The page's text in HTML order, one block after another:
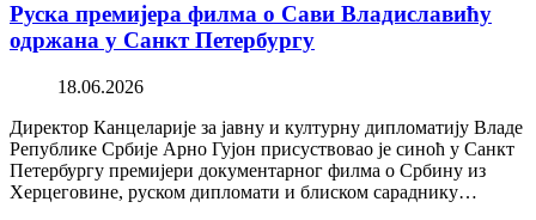
Руска премијера филма о Сави Владиславићу
одржана у Санкт Петербургу
18.06.2026
Директор Канцеларије за јавну и културну дипломатију Владе
Републике Србије Арно Гујон присуствовао је синоћ у Санкт
Петербургу премијери документарног филма о Србину из
Херцеговине, руском дипломати и блиском сараднику…